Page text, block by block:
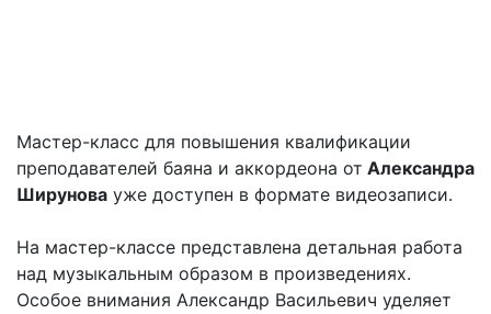
Мастер-класс для повышения квалификации
преподавателей баяна и аккордеона от Александра
Ширунова уже доступен в формате видеозаписи.
На мастер-классе представлена детальная работа
над музыкальным образом в произведениях.
Особое внимания Александр Васильевич уделяет